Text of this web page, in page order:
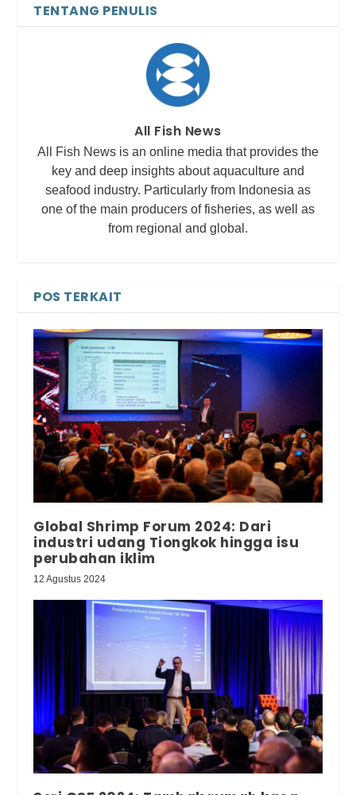
TENTANG PENULIS
All Fish News
All Fish News is an online media that provides the
key and deep insights about aquaculture and
seafood industry. Particularly from Indonesia as
one of the main producers of fisheries, as well as
from regional and global.
POS TERKAIT
Global Shrimp Forum 2024: Dari
industri udang Tiongkok hingga isu
perubahan iklim
12 Agustus 2024